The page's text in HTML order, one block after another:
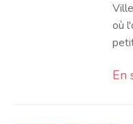
où
En